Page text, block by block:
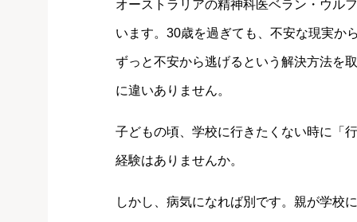
オーストラリアの精神科医ベラン・ウル
います。30歳を過ぎても、不安な現実か
ずっと不安から逃げるという解決方法を
に違いありません。
子どもの頃、学校に行きたくない時に「
経験はありませんか。
しかし、病気になれば別です。親が学校